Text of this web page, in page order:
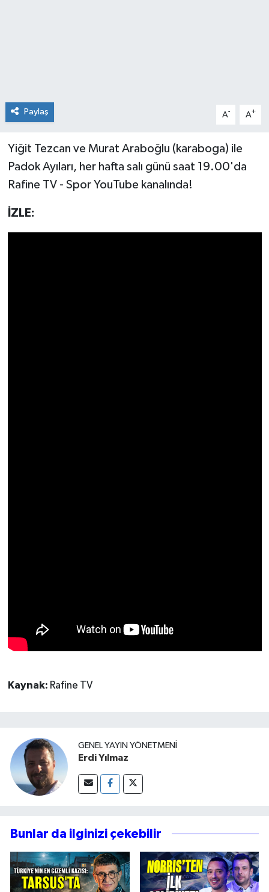
Paylaş A- A+
Yiğit Tezcan ve Murat Araboğlu (‪‪karaboga)‬ ile
Padok Ayıları, her hafta salı günü saat 19.00'da
Rafine TV - Spor YouTube kanalında!
İZLE:
Kaynak: Rafine TV
GENEL YAYIN YÖNETMENI
Erdi Yılmaz
Bunlar da ilginizi çekebilir